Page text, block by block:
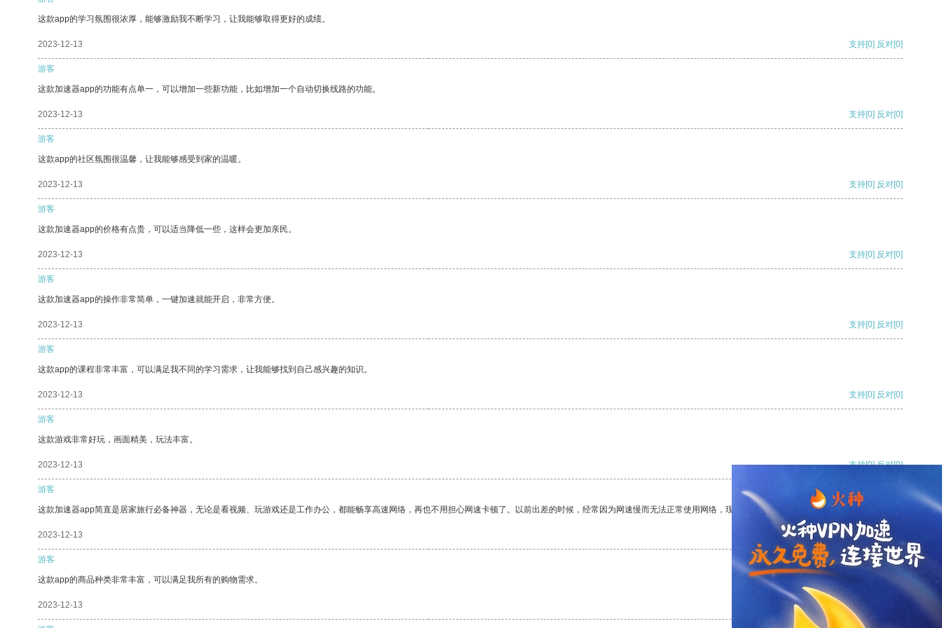
这款app的学习氛围很浓厚，能够激励我不断学习，让我能够取得更好的成绩。
2023-12-13 支持[0] 反对[0]
游客
这款加速器app的功能有点单一，可以增加一些新功能，比如增加一个自动切换线路的功能。
2023-12-13 支持[0] 反对[0]
游客
这款app的社区氛围很温馨，让我能够感受到家的温暖。
2023-12-13 支持[0] 反对[0]
游客
这款加速器app的价格有点贵，可以适当降低一些，这样会更加亲民。
2023-12-13 支持[0] 反对[0]
游客
这款加速器app的操作非常简单，一键加速就能开启，非常方便。
2023-12-13 支持[0] 反对[0]
游客
这款app的课程非常丰富，可以满足我不同的学习需求，让我能够找到自己感兴趣的知识。
2023-12-13 支持[0] 反对[0]
游客
这款游戏非常好玩，画面精美，玩法丰富。
2023-12-13 支持[0] 反对[0]
游客
这款加速器app简直是居家旅行必备神器，无论是看视频、玩游戏还是工作办公，都能畅享高速网络，再也不用担心网速卡顿了。以前出差的时候，经常因为网速慢而无法正常使用网络，现在有了这个app，我再也不用担心了。
2023-12-13 支持[0] 反对
游客
这款app的商品种类非常丰富，可以满足我所有的购物需求。
2023-12-13 支持